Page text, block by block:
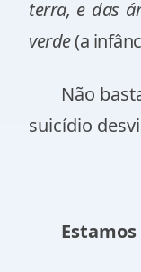
terra, e das
verde(a
Não
suicídio